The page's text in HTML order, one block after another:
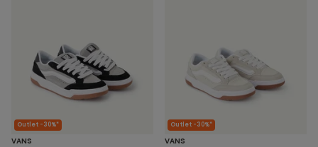
Outlet -30%*
VANS
Outlet -30%*
VANS